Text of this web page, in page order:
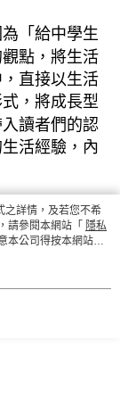
「給中學生
點，將生活
直接以生活
，將成長型
讀者們的認
活經驗，內
面對挑戰時
們能隨著作
內心隱微又
之一。同
每一個章節
之詳情，及若您不希
請參閱本網站「 隱私
本公司得按本網站使